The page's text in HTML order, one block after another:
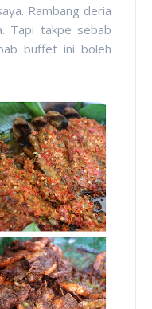
Rambang deria
Tapi takpe sebab
buffet ini boleh